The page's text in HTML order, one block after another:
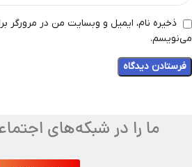
ذخیره نام، ایمیل و وبسایت من در مرورگر
می‌نویسم.
ما را در شبکه‌های